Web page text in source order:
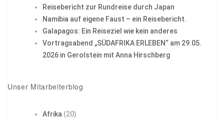
Reisebericht zur Rundreise durch Japan
Namibia auf eigene Faust – ein Reisebericht.
Galapagos: Ein Reiseziel wie kein anderes
Vortragsabend „SÜDAFRIKA ERLEBEN“ am 29.05.
2026 in Gerolstein mit Anna Hirschberg
Unser Mitarbeiterblog
Afrika (20)